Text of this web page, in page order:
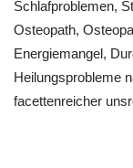
Schlafproblemen,
Osteopath,
Energiemangel,
Heilungsprobleme
facettenreicher